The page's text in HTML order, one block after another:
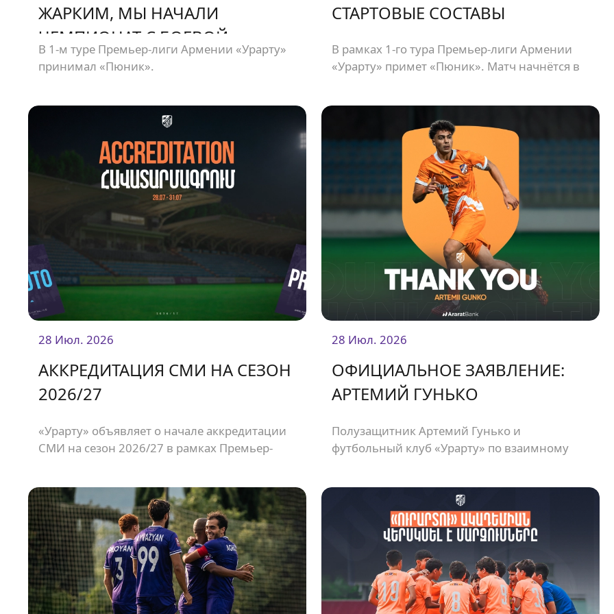
ЖАРКИМ, МЫ НАЧАЛИ
ЧЕМПИОНАТ С БОЕВОЙ
НИЧЬЕЙ
В 1-м туре Премьер-лиги Армении «Урарту»
принимал «Пюник».
СТАРТОВЫЕ СОСТАВЫ
В рамках 1-го тура Премьер-лиги Армении
«Урарту» примет «Пюник». Матч начнётся в
28 Июл. 2026
АККРЕДИТАЦИЯ СМИ НА СЕЗОН
2026/27
«Урарту» объявляет о начале аккредитации
СМИ на сезон 2026/27 в рамках Премьер-
28 Июл. 2026
ОФИЦИАЛЬНОЕ ЗАЯВЛЕНИЕ:
АРТЕМИЙ ГУНЬКО
Полузащитник Артемий Гунько и
футбольный клуб «Урарту» по взаимному